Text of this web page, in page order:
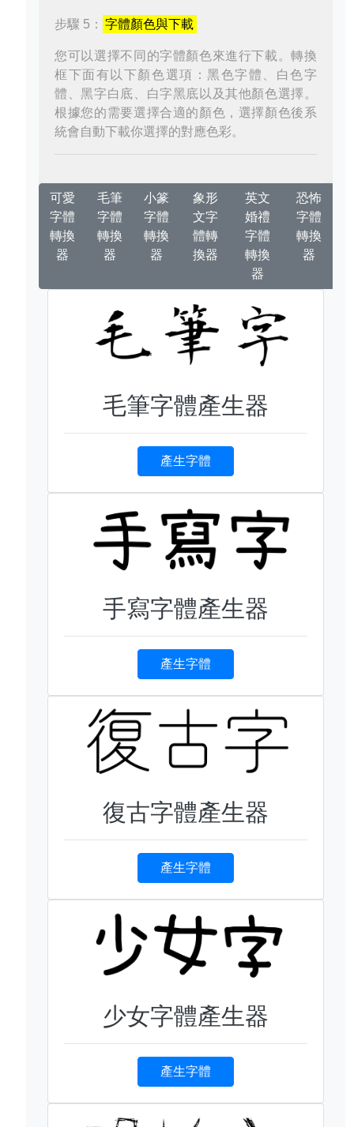
步驟 5： 字體顏色與下載
您可以選擇不同的字體顏色來進行下載。轉換
框下面有以下顏色選項：黑色字體、白色字
體、黑字白底、白字黑底以及其他顏色選擇。
根據您的需要選擇合適的顏色，選擇顏色後系
統會自動下載你選擇的對應色彩。
可愛
字體
轉換
器
毛筆
字體
轉換
器
小篆
字體
轉換
器
象形
文字
體轉
換器
英文
婚禮
字體
轉換
器
恐怖
字體
轉換
器
毛筆字體產生器
產生字體
手寫字體產生器
產生字體
復古字體產生器
產生字體
少女字體產生器
產生字體